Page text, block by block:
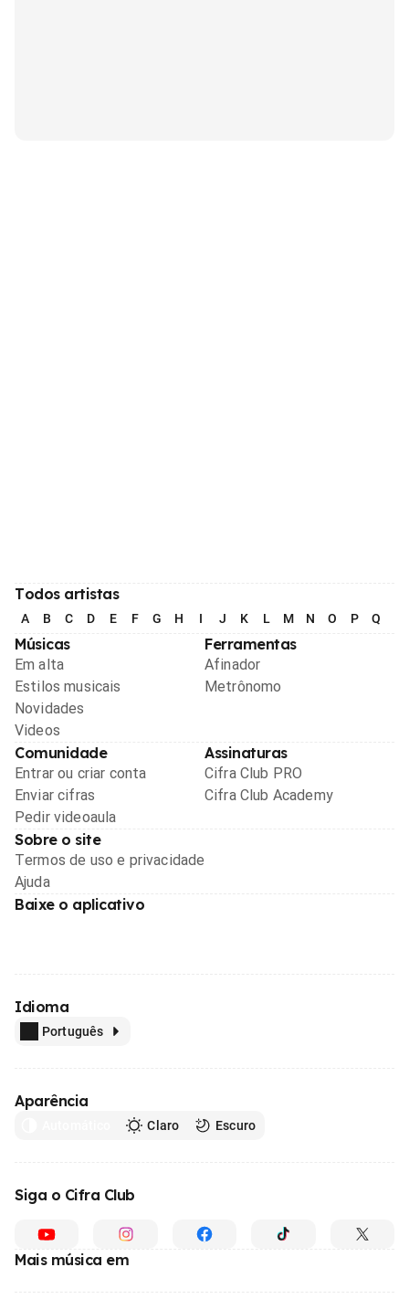
Todos artistas
A B C D E F G H I J K L M N O P Q
Músicas
Em alta
Estilos musicais
Novidades
Videos
Ferramentas
Afinador
Metrônomo
Comunidade
Entrar ou criar conta
Enviar cifras
Pedir videoaula
Assinaturas
Cifra Club PRO
Cifra Club Academy
Sobre o site
Termos de uso e privacidade
Ajuda
Baixe o aplicativo
Idioma
Português
Aparência
Claro Escuro
Siga o Cifra Club
Mais música em